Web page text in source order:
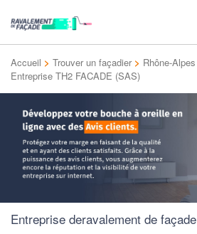
Accueil > Trouver un façadier > Rhône-Alpes
Entreprise TH2 FACADE (SAS)
Entreprise deravalement de façade